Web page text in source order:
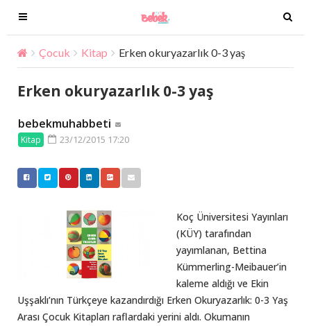
T
o
g
g
l
e
n
a
v
i
T
o
g
t
n
Çocuk Kitap Erken okuryazarlık 0-3 yaş
Erken okuryazarlık 0-3 yaş
bebekmuhabbeti
Kitap 23/12/2015 17:20
Koç Üniversitesi Yayınları
(KÜY) tarafından
yayımlanan, Bettina
Kümmerling-Meibauer’in
kaleme aldığı ve Ekin
Uşşaklı’nın Türkçeye kazandırdığı Erken Okuryazarlık: 0-3 Yaş
Arası Çocuk Kitapları raflardaki yerini aldı. Okumanın